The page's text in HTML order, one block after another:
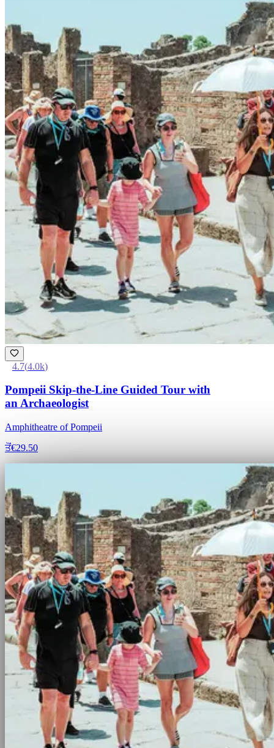
4.7(4.0k)
Pompeii Skip-the-Line Guided Tour with
an Archaeologist
Amphitheatre of Pompeii
ਤੋਂ€29.50